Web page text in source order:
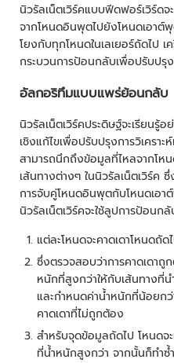
นิวรัลเน็ตเวิร์คแบบฟีดฟอร์เวิร์ด
จากโหนดอินพุตไปยังโหนดเอาต์
โยงกับทุกโหนดในเลเยอร์ถัดไป
กระบวนการป้อนกลับเพื่อปรับปรุ
อัลกอริทึมแบบแพร่ย้อนกลับ
นิวรัลเน็ตเวิร์คประดิษฐ์จะเรียนรู้
เชิงแก้ไขเพื่อปรับปรุงการวิเคร
สามารถนึกถึงข้อมูลที่ไหลจากโห
เส้นทางต่างๆ ในนิวรัลเน็ตเวิร์ค
การจับคู่โหนดอินพุตกับโหนดเอา
นิวรัลเน็ตเวิร์คจะใช้ลูปการป้อนก
แต่ละโหนดจะคาดเดาโหนดถัด
ซึ่งตรวจสอบว่าการคาดเดาถู
หนักที่สูงกว่าให้กับเส้นทางที่น
และกำหนดค่าน้ำหนักที่น้อยกว่
คาดเดาที่ไม่ถูกต้อง
สำหรับจุดข้อมูลถัดไป โหนดจ
ที่น้ำหนักสูงกว่า จากนั้นก็ทำซ้